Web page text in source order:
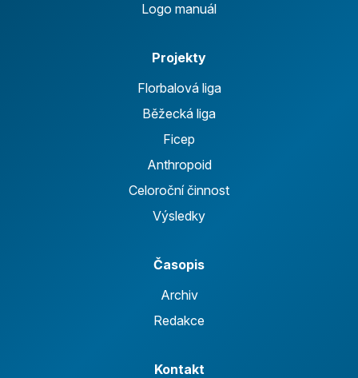
Logo manuál
Projekty
Florbalová liga
Běžecká liga
Ficep
Anthropoid
Celoroční činnost
Výsledky
Časopis
Archiv
Redakce
Kontakt